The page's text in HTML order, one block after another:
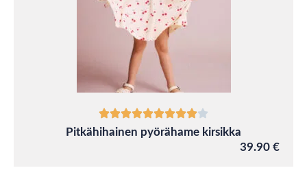
Pitkähihainen pyörähame kirsikka
39.90 €